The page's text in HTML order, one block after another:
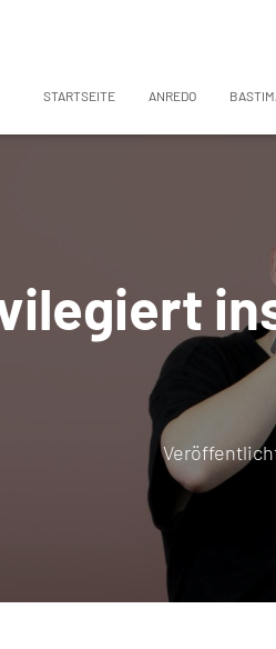
STARTSEITE ANREDO